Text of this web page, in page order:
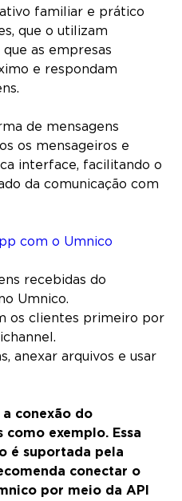
familiar e prático
que o utilizam
as empresas
e respondam
de mensagens
os mensageiros e
interface, facilitando o
da comunicação com
com o Umnico
recebidas do
Umnico.
os clientes primeiro por
anexar arquivos e usar
conexão do
como exemplo. Essa
é suportada pela
conectar o
por meio da API